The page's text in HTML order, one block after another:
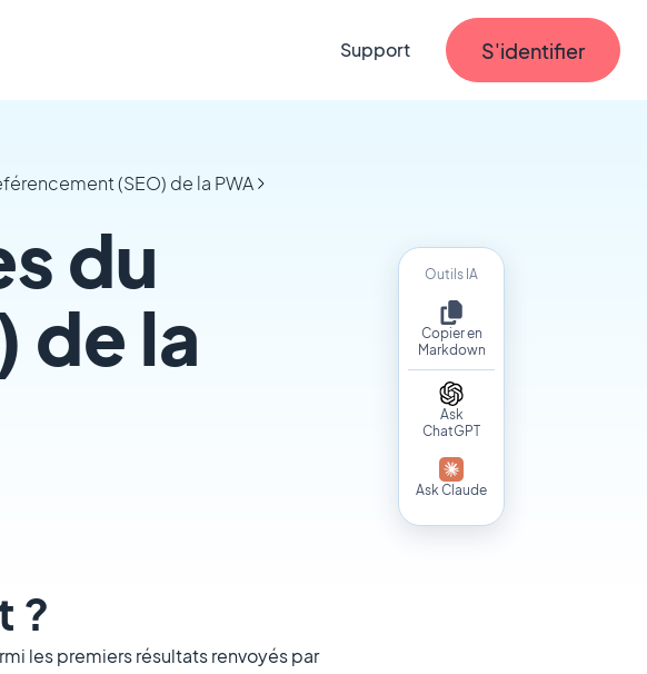
Support S'identifier
Outils IA
Copier en
Markdown
Ask
ChatGPT
Ask Claude
(SEO) de la PWA
du
de la
?
les premiers résultats renvoyés par